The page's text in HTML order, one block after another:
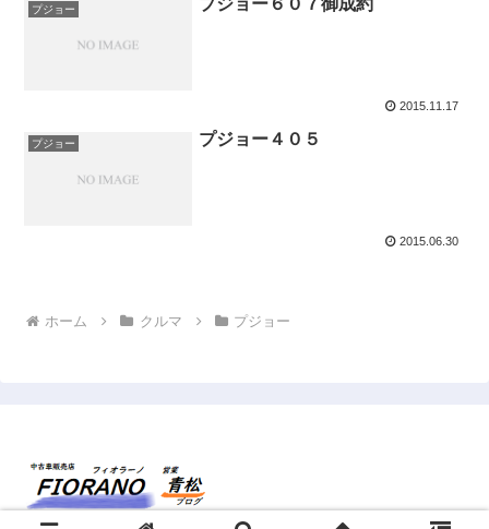
プジョー プジョー６０７御成約
2015.11.17
プジョー プジョー４０５
2015.06.30
ホーム クルマ プジョー